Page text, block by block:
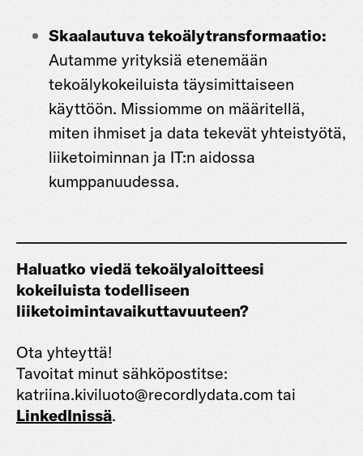
Skaalautuva tekoälytransformaatio:
Autamme yrityksiä etenemään
tekoälykokeiluista täysimittaiseen
käyttöön. Missiomme on määritellä,
miten ihmiset ja data tekevät yhteistyötä,
liiketoiminnan ja IT:n aidossa
kumppanuudessa.
Haluatko viedä tekoälyaloitteesi
kokeiluista todelliseen
liiketoimintavaikuttavuuteen?
Ota yhteyttä!
Tavoitat minut sähköpostitse:
katriina.kiviluoto@recordlydata.com tai
LinkedInissä.